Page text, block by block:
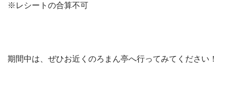
※レシートの合算不可
期間中は、ぜひお近くのろまん亭へ行ってみてください！